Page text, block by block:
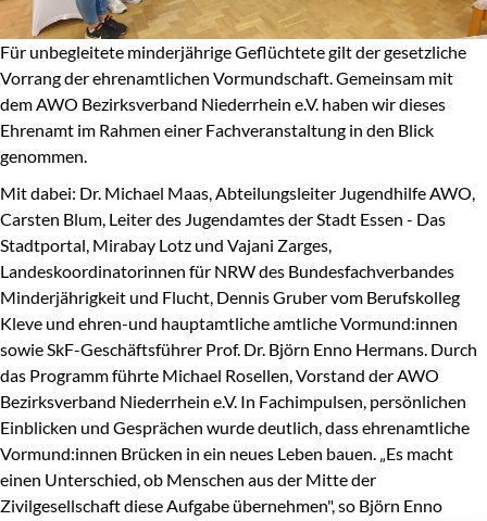
Für unbegleitete minderjährige Geflüchtete gilt der gesetzliche
Vorrang der ehrenamtlichen Vormundschaft. Gemeinsam mit
dem AWO Bezirksverband Niederrhein e.V. haben wir dieses
Ehrenamt im Rahmen einer Fachveranstaltung in den Blick
genommen.
Mit dabei: Dr. Michael Maas, Abteilungsleiter Jugendhilfe AWO,
Carsten Blum, Leiter des Jugendamtes der Stadt Essen - Das
Stadtportal, Mirabay Lotz und Vajani Zarges,
Landeskoordinatorinnen für NRW des Bundesfachverbandes
Minderjährigkeit und Flucht, Dennis Gruber vom Berufskolleg
Kleve und ehren-und hauptamtliche amtliche Vormund:innen
sowie SkF-Geschäftsführer Prof. Dr. Björn Enno Hermans. Durch
das Programm führte Michael Rosellen, Vorstand der AWO
Bezirksverband Niederrhein e.V. In Fachimpulsen, persönlichen
Einblicken und Gesprächen wurde deutlich, dass ehrenamtliche
Vormund:innen Brücken in ein neues Leben bauen. „Es macht
einen Unterschied, ob Menschen aus der Mitte der
Zivilgesellschaft diese Aufgabe übernehmen", so Björn Enno